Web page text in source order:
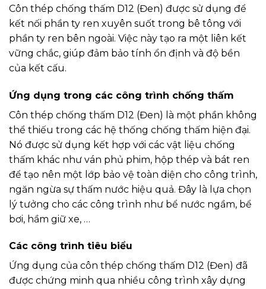
Côn thép chống thấm D12 (Đen) được sử dụng để
kết nối phần ty ren xuyên suốt trong bê tông với
phần ty ren bên ngoài. Việc này tạo ra một liên kết
vững chắc, giúp đảm bảo tính ổn định và độ bền
của kết cấu.
Ứng dụng trong các công trình chống thấm
Côn thép chống thấm D12 (Đen) là một phần không
thể thiếu trong các hệ thống chống thấm hiện đại.
Nó được sử dụng kết hợp với các vật liệu chống
thấm khác như ván phủ phim, hộp thép và bát ren
để tạo nên một lớp bảo vệ toàn diện cho công trình,
ngăn ngừa sự thấm nước hiệu quả. Đây là lựa chọn
lý tưởng cho các công trình như bể nước ngầm, bể
bơi, hầm giữ xe, …
Các công trình tiêu biểu
Ứng dụng của côn thép chống thấm D12 (Đen) đã
được chứng minh qua nhiều công trình xây dựng